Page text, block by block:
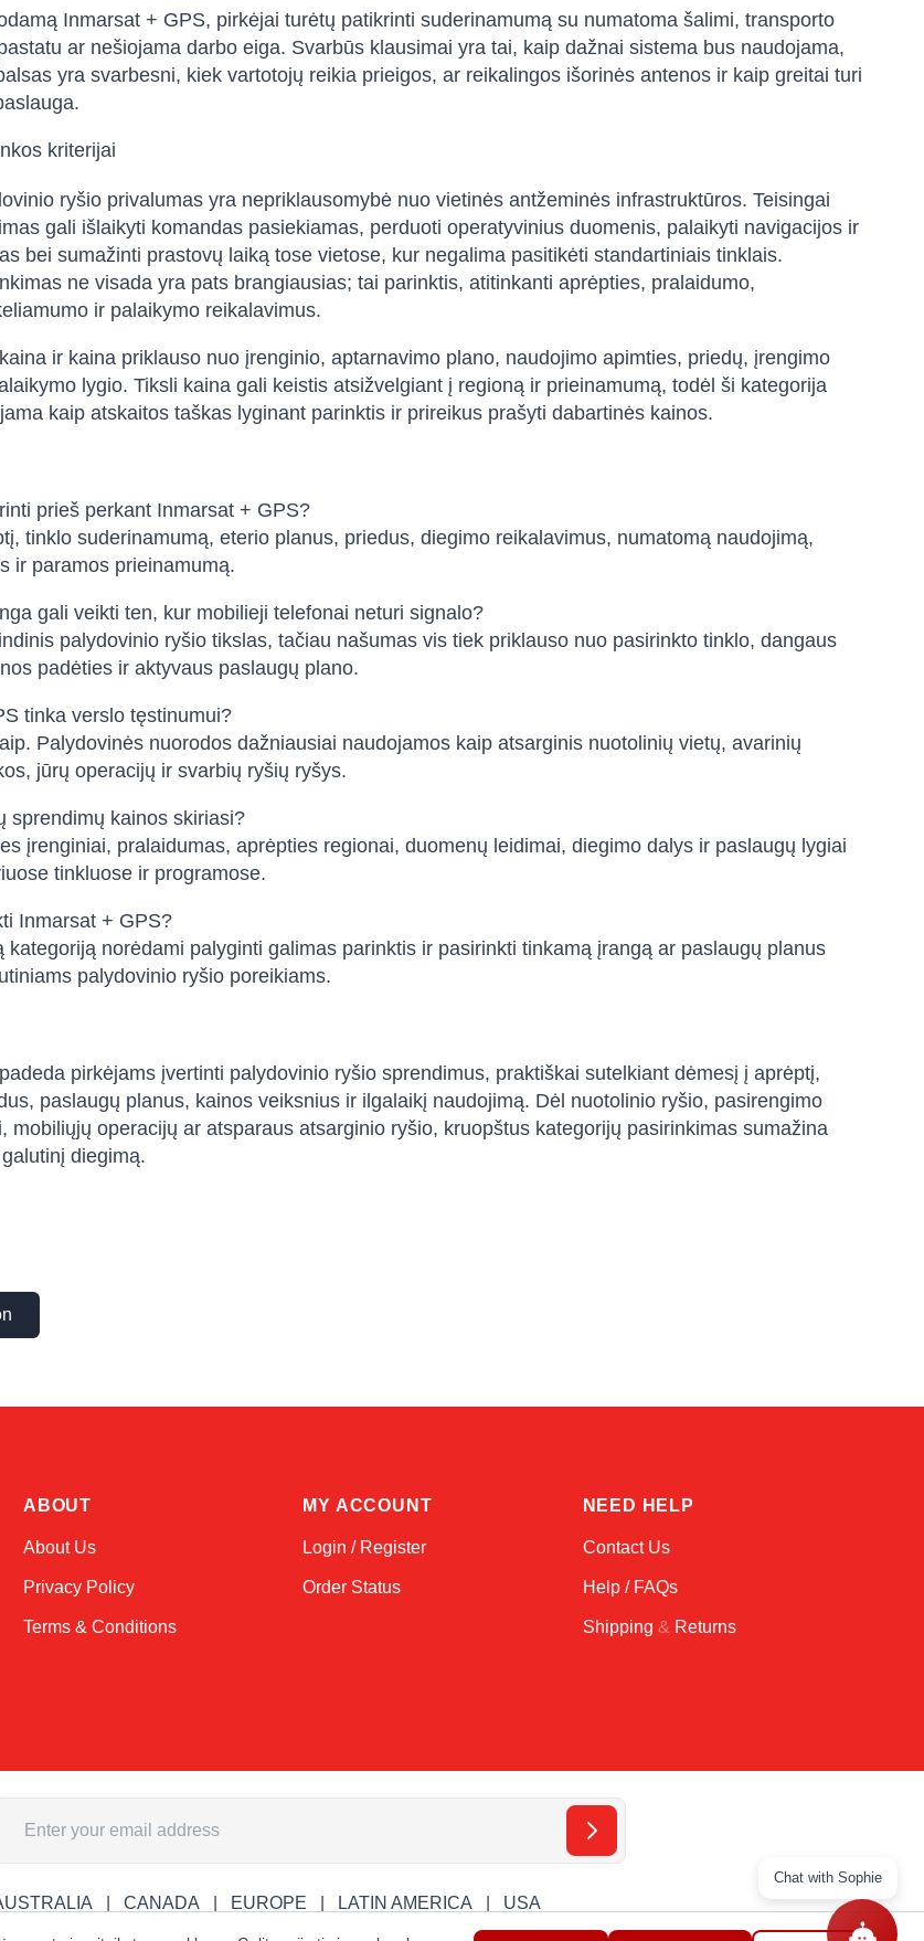
Inmarsat + GPS, pirkėjai turėtų patikrinti suderinamumą su numatoma šalimi, transporto
ar nešiojama darbo eiga. Svarbūs klausimai yra tai, kaip dažnai sistema bus naudojama,
yra svarbesni, kiek vartotojų reikia prieigos, ar reikalingos išorinės antenos ir kaip greitai turi
kriterijai
ryšio privalumas yra nepriklausomybė nuo vietinės antžeminės infrastruktūros. Teisingai
gali išlaikyti komandas pasiekiamas, perduoti operatyvinius duomenis, palaikyti navigacijos ir
bei sumažinti prastovų laiką tose vietose, kur negalima pasitikėti standartiniais tinklais.
ne visada yra pats brangiausias; tai parinktis, atitinkanti aprėpties, pralaidumo,
ir palaikymo reikalavimus.
ir kaina priklauso nuo įrenginio, aptarnavimo plano, naudojimo apimties, priedų, įrengimo
lygio. Tiksli kaina gali keistis atsižvelgiant į regioną ir prieinamumą, todėl ši kategorija
kaip atskaitos taškas lyginant parinktis ir prireikus prašyti dabartinės kainos.
prieš perkant Inmarsat + GPS?
tinklo suderinamumą, eterio planus, priedus, diegimo reikalavimus, numatomą naudojimą,
ir paramos prieinamumą.
gali veikti ten, kur mobilieji telefonai neturi signalo?
palydovinio ryšio tikslas, tačiau našumas vis tiek priklauso nuo pasirinkto tinklo, dangaus
padėties ir aktyvaus paslaugų plano.
tinka verslo tęstinumui?
Palydovinės nuorodos dažniausiai naudojamos kaip atsarginis nuotolinių vietų, avarinių
jūrų operacijų ir svarbių ryšių ryšys.
sprendimų kainos skiriasi?
įrenginiai, pralaidumas, aprėpties regionai, duomenų leidimai, diegimo dalys ir paslaugų lygiai
tinkluose ir programose.
Inmarsat + GPS?
kategoriją norėdami palyginti galimas parinktis ir pasirinkti tinkamą įrangą ar paslaugų planus
palydovinio ryšio poreikiams.
pirkėjams įvertinti palydovinio ryšio sprendimus, praktiškai sutelkiant dėmesį į aprėptį,
paslaugų planus, kainos veiksnius ir ilgalaikį naudojimą. Dėl nuotolinio ryšio, pasirengimo
mobiliųjų operacijų ar atsparaus atsarginio ryšio, kruopštus kategorijų pasirinkimas sumažina
diegimą.
ABOUT
About Us
Privacy Policy
Terms & Conditions
MY ACCOUNT
Login / Register
Order Status
NEED HELP
Contact Us
Help / FAQs
Shipping & Returns
Address
CANADA EUROPE LATIN AMERICA USA
Chat with Sophie